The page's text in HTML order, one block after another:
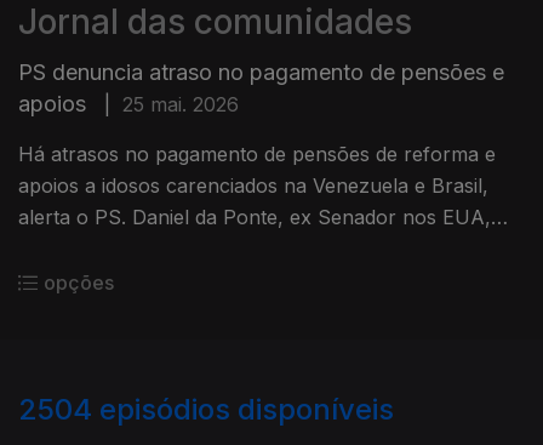
Jornal das comunidades
PS denuncia atraso no pagamento de pensões e
apoios
25 mai. 2026
Há atrasos no pagamento de pensões de reforma e
apoios a idosos carenciados na Venezuela e Brasil,
alerta o PS. Daniel da Ponte, ex Senador nos EUA,
opções
2504 episódios disponíveis